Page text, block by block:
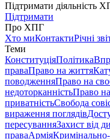
Підтримати діяльність
Підтримати
Про ХПГ
Хто миКонтактиРічні
Теми
КонституціяПолітика
праваПраво на життя
поводженняПраво на
недоторканністьПраво
приватністьСвобода
вираження поглядів
пересуванняЗахист від
праваАрмія